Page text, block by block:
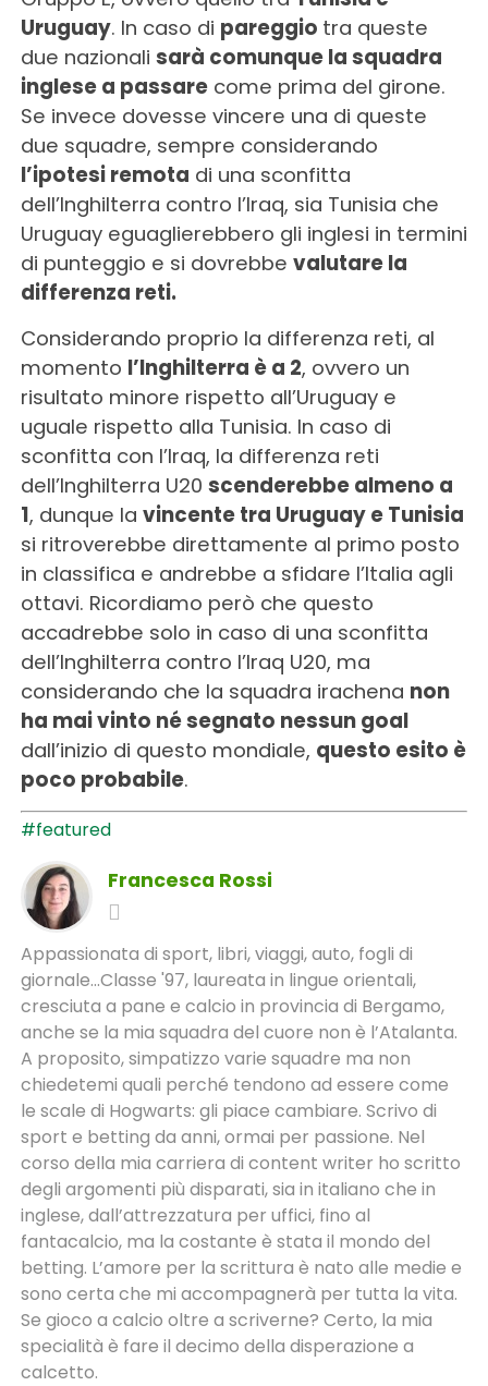
Uruguay. In caso di pareggio tra queste
due nazionali sarà comunque la squadra
inglese a passarecome prima del girone.
Se invece dovesse vincere una di queste
due squadre, sempre considerando
l’ipotesi remota di una sconfitta
dell’Inghilterra contro l’Iraq, sia Tunisia che
Uruguay eguaglierebbero gli inglesi in termini
di punteggio e si dovrebbe valutare la
differenza reti.
Considerando proprio la differenza reti, al
momento l’Inghilterra è a 2, ovvero un
risultato minore rispetto all’Uruguay e
uguale rispetto alla Tunisia. In caso di
sconfitta con l’Iraq, la differenza reti
dell’Inghilterra U20 scenderebbe almeno a
1, dunque la vincente tra Uruguay e Tunisia
si ritroverebbe direttamente al primo posto
in classifica e andrebbe a sfidare l’Italia agli
ottavi. Ricordiamo però che questo
accadrebbe solo in caso di una sconfitta
dell’Inghilterra contro l’Iraq U20, ma
considerando che la squadra irachena non
ha mai vinto né segnato nessun goal
dall’inizio di questo mondiale, questo esito è
poco probabile.
#featured
Francesca Rossi
Appassionata di sport, libri, viaggi, auto, fogli di
giornale...Classe '97, laureata in lingue orientali,
cresciuta a pane e calcio in provincia di Bergamo,
anche se la mia squadra del cuore non è l’Atalanta.
A proposito, simpatizzo varie squadre ma non
chiedetemi quali perché tendono ad essere come
le scale di Hogwarts: gli piace cambiare. Scrivo di
sport e betting da anni, ormai per passione. Nel
corso della mia carriera di content writer ho scritto
degli argomenti più disparati, sia in italiano che in
inglese, dall’attrezzatura per uffici, fino al
fantacalcio, ma la costante è stata il mondo del
betting. L’amore per la scrittura è nato alle medie e
sono certa che mi accompagnerà per tutta la vita.
Se gioco a calcio oltre a scriverne? Certo, la mia
specialità è fare il decimo della disperazione a
calcetto.